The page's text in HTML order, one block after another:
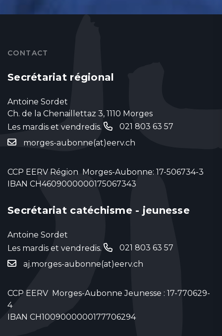
CONTACT
Secrétariat régional
Antoine Sordet
Ch. de la Chenaillettaz 3, 1110 Morges
Les mardis et vendredis.
021 803 63 57
morges-aubonne(at)eerv.ch
CCP EERV Région Morges-Aubonne: 17-506734-3
IBAN CH4609000000175067343
Secrétariat catéchisme - jeunesse
Antoine Sordet
Les mardis et vendredis.
021 803 63 57
aj.morges-aubonne(at)eerv.ch
CCP EERV Morges-Aubonne Jeunesse : 17-770629-
4
IBAN CH1009000000177706294